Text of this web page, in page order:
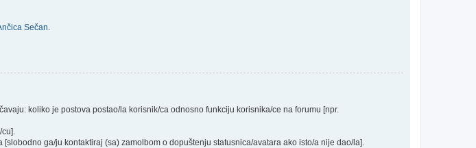
Sečan
koliko je postova postao/la korisnik/ca odnosno funkciju korisnika/ce na forumu [npr.
ga/ju kontaktiraj (sa) zamolbom o dopuštenju statusnica/avatara ako isto/a nije dao/la].